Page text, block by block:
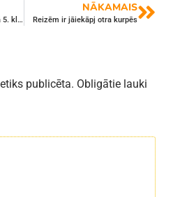
Sporta svētki vieglatlētikā 5. klasēm 1. oktobrī
NĀKAMAIS
Reizēm ir jāiekāpj otra kurpēs
publicēta. Obligātie lauki